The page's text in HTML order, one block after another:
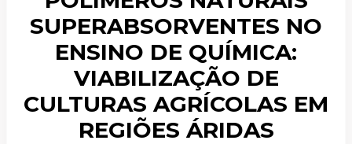
SUPERABSORVENTES NO
ENSINO DE QUÍMICA:
VIABILIZAÇÃO DE
CULTURAS AGRÍCOLAS EM
REGIÕES ÁRIDAS